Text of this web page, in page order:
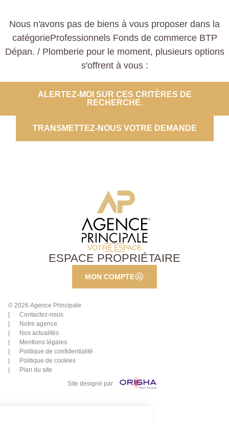
Nous n'avons pas de biens à vous proposer dans la
catégorieProfessionnels Fonds de commerce BTP
Dépan. / Plomberie pour le moment, plusieurs options
s'offrent à vous :
ALERTEZ-MOI SUR CES CRITÈRES DE
RECHERCHE.
TRANSMETTEZ-NOUS VOTRE DEMANDE
VOTRE ESPACE
ESPACE PROPRIÉTAIRE
MON COMPTE
© 2026 Agence Principale
Contactez-nous
Notre agence
Nos actualités
Mentions légales
Politique de confidentialité
Politique de cookies
Plan du site
Site designé par